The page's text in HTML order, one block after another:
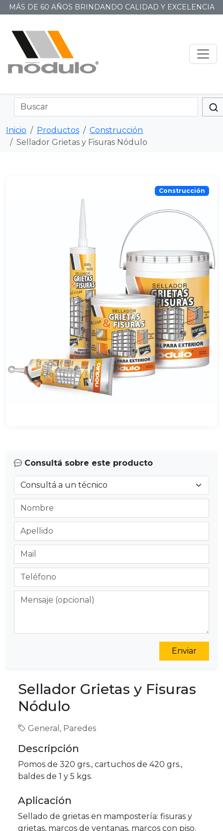
MÁS DE 60 AÑOS BRINDANDO CALIDAD Y EXCELENCIA
Inicio Productos
Construcción
Sellador Grietas y Fisuras Nódulo
Construcción
Consultá sobre este producto
Enviar
Sellador Grietas y Fisuras
Nódulo
General, Paredes
Descripción
Pomos de 320 grs., cartuchos de 420 grs.,
baldes de 1 y 5 kgs.
Aplicación
Sellado de grietas en mampostería: fisuras y
grietas, marcos de ventanas, marcos con piso.